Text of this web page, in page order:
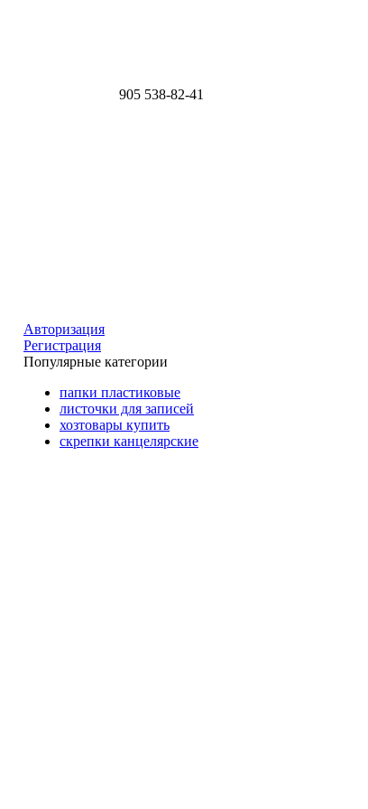
905 538-82-41
Авторизация
Регистрация
Популярные категории
папки пластиковые
листочки для записей
хозтовары купить
скрепки канцелярские